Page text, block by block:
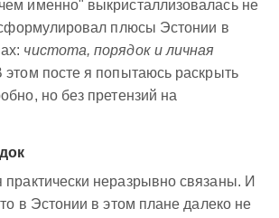
именно" выкристаллизовалась не
сформулировал плюсы Эстонии в
чистота, порядок и личная
этом посте я попытаюсь раскрыть
но без претензий на
неразрывно связаны. И
в Эстонии в этом плане далеко не